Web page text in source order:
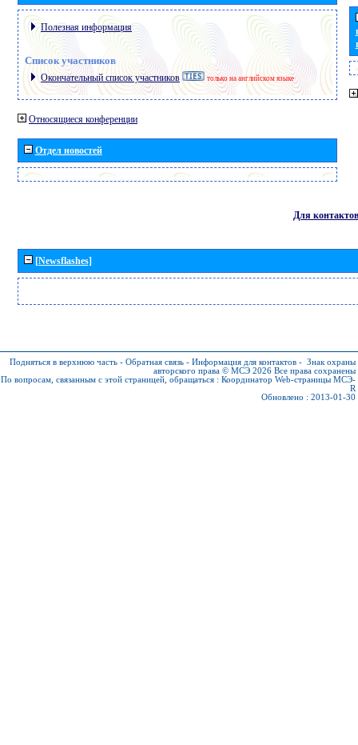
Полезная информация
Список участников
Окончательный список участников только на английском языке
Относящиеся конференции
Отдел новостей
Для контактов
[Newsflashes]
Подняться в верхнюю часть - Обратная связь - Информация для контактов - Знак охраны
авторского права © МСЭ 2026 Все права сохранены
По вопросам, связанным с этой страницей, обращаться : Координатор Web-страницы МСЭ-
R
Обновлено : 2013-01-30